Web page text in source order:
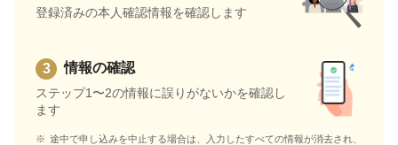
登録済みの本人確認情報を確認します
情報の確認
ステップ1〜2の情報に誤りがないかを確認し
ます
途中で申し込みを中止する場合は、入力したすべての情報が消去され、